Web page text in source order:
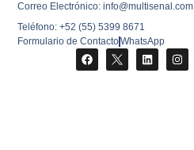
Correo Electrónico: info@multisenal.com
Teléfono: +52 (55) 5399 8671
Formulario de ContactoWhatsApp